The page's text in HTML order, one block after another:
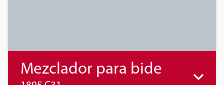
Mezclador para bide